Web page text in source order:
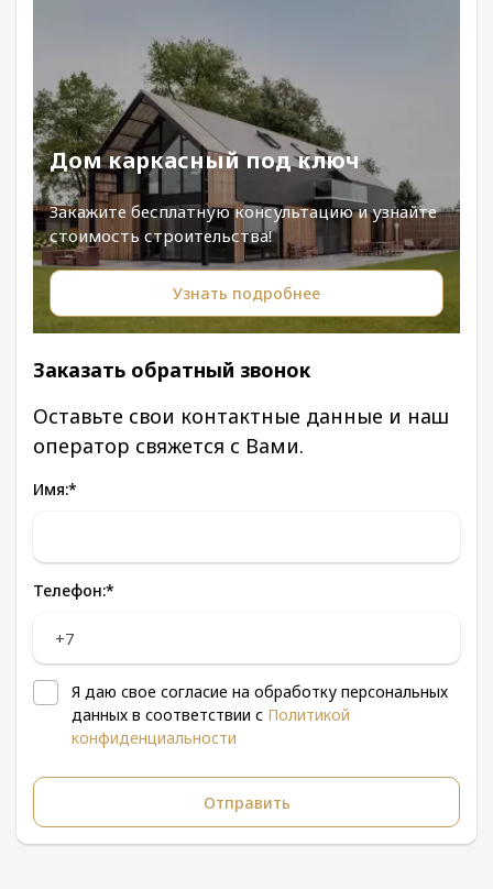
Дом каркасный под ключ
Закажите бесплатную консультацию и узнайте
стоимость строительства!
Узнать подробнее
Заказать обратный звонок
Оставьте свои контактные данные и наш
оператор свяжется с Вами.
Имя:*
Телефон:*
Я даю свое согласие на обработку персональных
данных в соответствии с Политикой
конфиденциальности